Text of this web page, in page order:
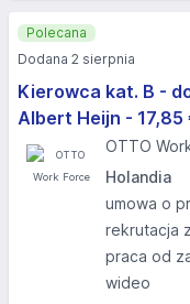
Kierowca kat. B -
Albert Heijn - 17,85
OTTO
Holandia
umowa o
rekrutacja
praca od
wideo
Polecana
Dodana 2 sierpnia